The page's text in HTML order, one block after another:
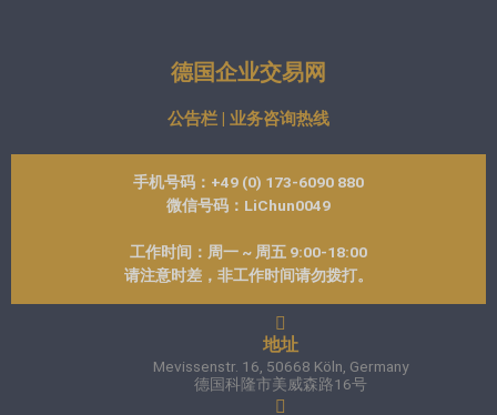
德国企业交易网
公告栏 | 业务咨询热线
手机号码：+49 (0) 173-6090 880
微信号码：LiChun0049
工作时间：周一 ~ 周五 9:00-18:00
请注意时差，非工作时间请勿拨打。
地址
Mevissenstr. 16, 50668 Köln, Germany
德国科隆市美威森路16号